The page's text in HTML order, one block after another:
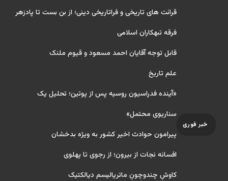
خبر فوری
قرائت های تاریخی و فراتاریخی دینی؛ از بن بست تا پادزهر
فرقه تبهکاران اسلامی
قابل توجه آقایان احمد مسعود و قیوم ملنک
علم تاریخ
«آینده فدراسیون روسیه پس از پوتین؛ تحلیل یک
سناریوی محتمل»
پیرامون حوادث اخیر کشور به ویژه بدخشان
افسانه نجات از بیرون؛ از رجوی تا پهلوی
کاوشِ چندو‌چونِ ماتریالیسم دیالکتیک